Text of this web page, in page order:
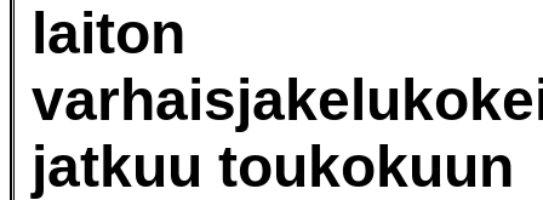
laiton
jatkuu toukokuun